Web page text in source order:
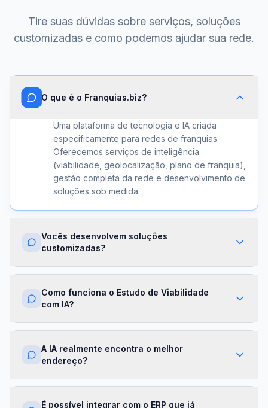
Tire suas dúvidas sobre serviços, soluções
customizadas e como podemos ajudar sua rede.
O que é o Franquias.biz?
Uma plataforma de tecnologia e IA criada
especificamente para redes de franquias.
Oferecemos serviços de inteligência
(viabilidade, geolocalização, plano de franquia),
gestão completa da rede e desenvolvimento de
soluções sob medida.
Vocês desenvolvem soluções
customizadas?
Sim. Além dos módulos prontos, criamos
algoritmos proprietários e APIs sob demanda.
sua franqueadora.
Como funciona o Estudo de Viabilidade
com IA?
Nossa IA cruza dados de mercado,
financeiras para gerar um score de viabilidade
por região. Você recebe um relatório completo
com recomendações em minutos.
A IA realmente encontra o melhor
endereço?
Sim. O módulo de Geolocalização cruza fluxo
É possível integrar com o ERP que já